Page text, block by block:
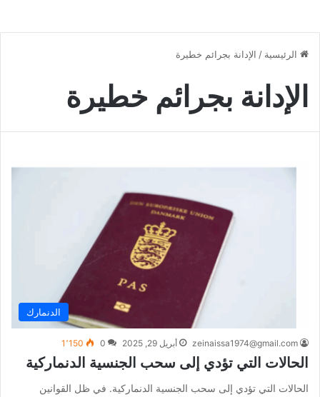
الرئيسية / الإدانة بجرائم خطيرة
الإدانة بجرائم خطيرة
الدنمارك
zeinaissa1974@gmail.com أبريل 29, 2025 0 1٬150
الحالات التي تؤدي إلى سحب الجنسية الدنماركية
الحالات التي تؤدي إلى سحب الجنسية الدنماركية. في ظل القوانين